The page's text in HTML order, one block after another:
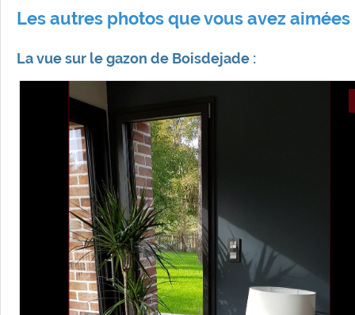
Les autres photos que vous avez aimées
La vue sur le gazon de Boisdejade :